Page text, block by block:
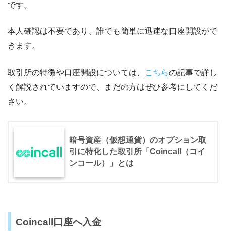
です。
本人確認は不要であり、誰でも簡単に迅速な口座開設がで
きます。
取引所の特徴や口座開設については、 こちらの記事で詳し
く解説されていますので、まだの方はぜひ参考にしてくだ
さい。
暗号資産（仮想通貨）のオプション取
引に特化した取引所「Coincall（コイ
ンコール）」とは
Coincall口座へ入金